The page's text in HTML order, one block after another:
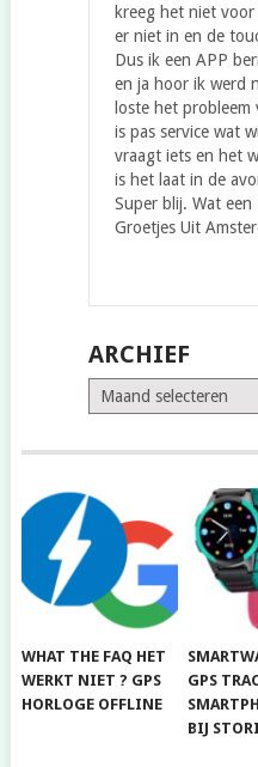
kreeg het niet voor
er niet in en de
Dus ik een APP
en ja hoor ik werd
loste het
is pas service wat
vraagt iets en het
is het laat in de
Super blij. Wat een
Groetjes Uit
ARCHIEF
Archief
WHAT THE FAQ HET
WERKT NIET ? GPS
HORLOGE OFFLINE
GPS
BIJ